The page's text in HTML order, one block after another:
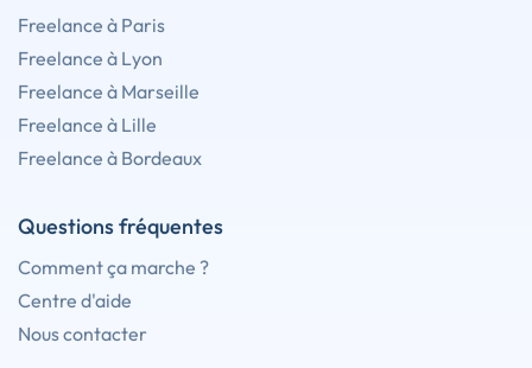
Freelance à Paris
Freelance à Lyon
Freelance à Marseille
Freelance à Lille
Freelance à Bordeaux
Questions fréquentes
Comment ça marche ?
Centre d'aide
Nous contacter